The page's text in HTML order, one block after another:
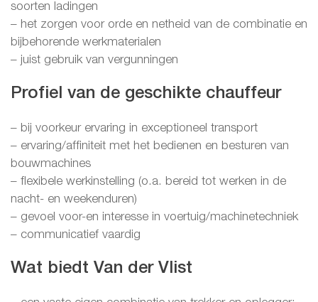
soorten ladingen
– het zorgen voor orde en netheid van de combinatie en
bijbehorende werkmaterialen
– juist gebruik van vergunningen
Profiel van de geschikte chauffeur
– bij voorkeur ervaring in exceptioneel transport
– ervaring/affiniteit met het bedienen en besturen van
bouwmachines
– flexibele werkinstelling (o.a. bereid tot werken in de
nacht- en weekenduren)
– gevoel voor-en interesse in voertuig/machinetechniek
– communicatief vaardig
Wat biedt Van der Vlist